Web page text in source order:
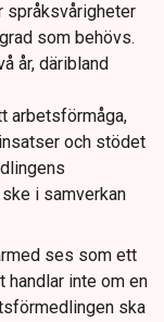
språksvårigheter
som behövs.
år, däribland
arbetsförmåga,
och stödet
i samverkan
ses som ett
handlar inte om en
ska